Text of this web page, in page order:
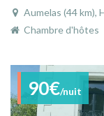
Aumelas (44 km),
Chambre d'hôtes
90€/nuit